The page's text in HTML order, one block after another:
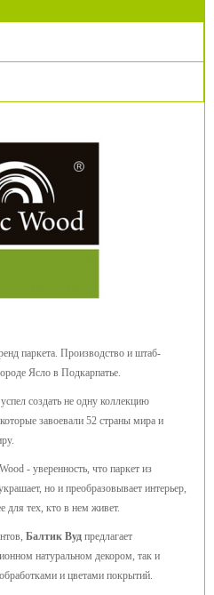
паркета. Производство и штаб-
Ясло в Подкарпатье.
создать не одну коллекцию
завоевали 52 страны мира и
- уверенность, что паркет из
но и преобразовывает интерьер,
для тех, кто в нем живет.
Балтик Вуд предлагает
натуральном декором, так и
и цветами покрытий.